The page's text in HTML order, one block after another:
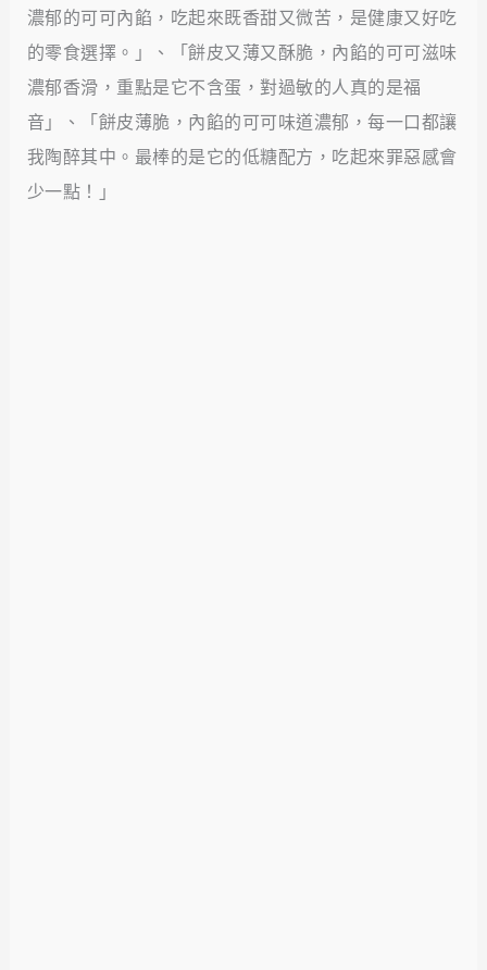
濃郁的可可內餡，吃起來既香甜又微苦，是健康又好吃
的零食選擇。」、「餅皮又薄又酥脆，內餡的可可滋味
濃郁香滑，重點是它不含蛋，對過敏的人真的是福
音」、「餅皮薄脆，內餡的可可味道濃郁，每一口都讓
我陶醉其中。最棒的是它的低糖配方，吃起來罪惡感會
少一點！」